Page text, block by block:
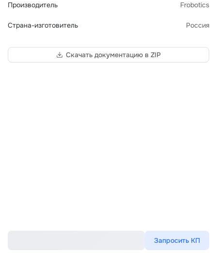
Производитель Frobotics
Страна-изготовитель Россия
Скачать документацию в ZIP
Запросить КП